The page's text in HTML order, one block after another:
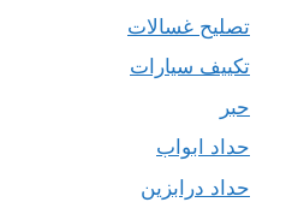
تصليح غسالات
تكييف سيارات
حبر
حداد ابواب
حداد درابزين